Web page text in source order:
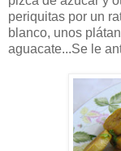
periquitas por un
blanco, unos
aguacate...Se le